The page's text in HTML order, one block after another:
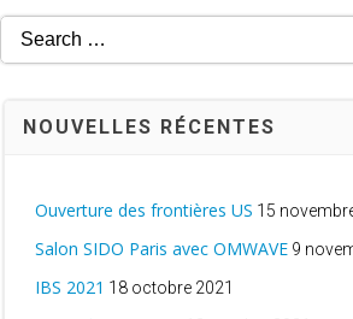
Search
for:
NOUVELLES RÉCENTES
Ouverture des frontières US 15
Salon SIDO Paris avec OMWAVE 9
IBS 2021 18 octobre 2021